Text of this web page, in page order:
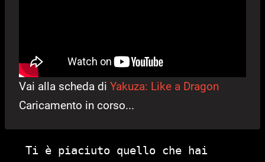
Vai alla scheda di Yakuza: Like a Dragon
Caricamento in corso...
Ti è piaciuto quello che hai